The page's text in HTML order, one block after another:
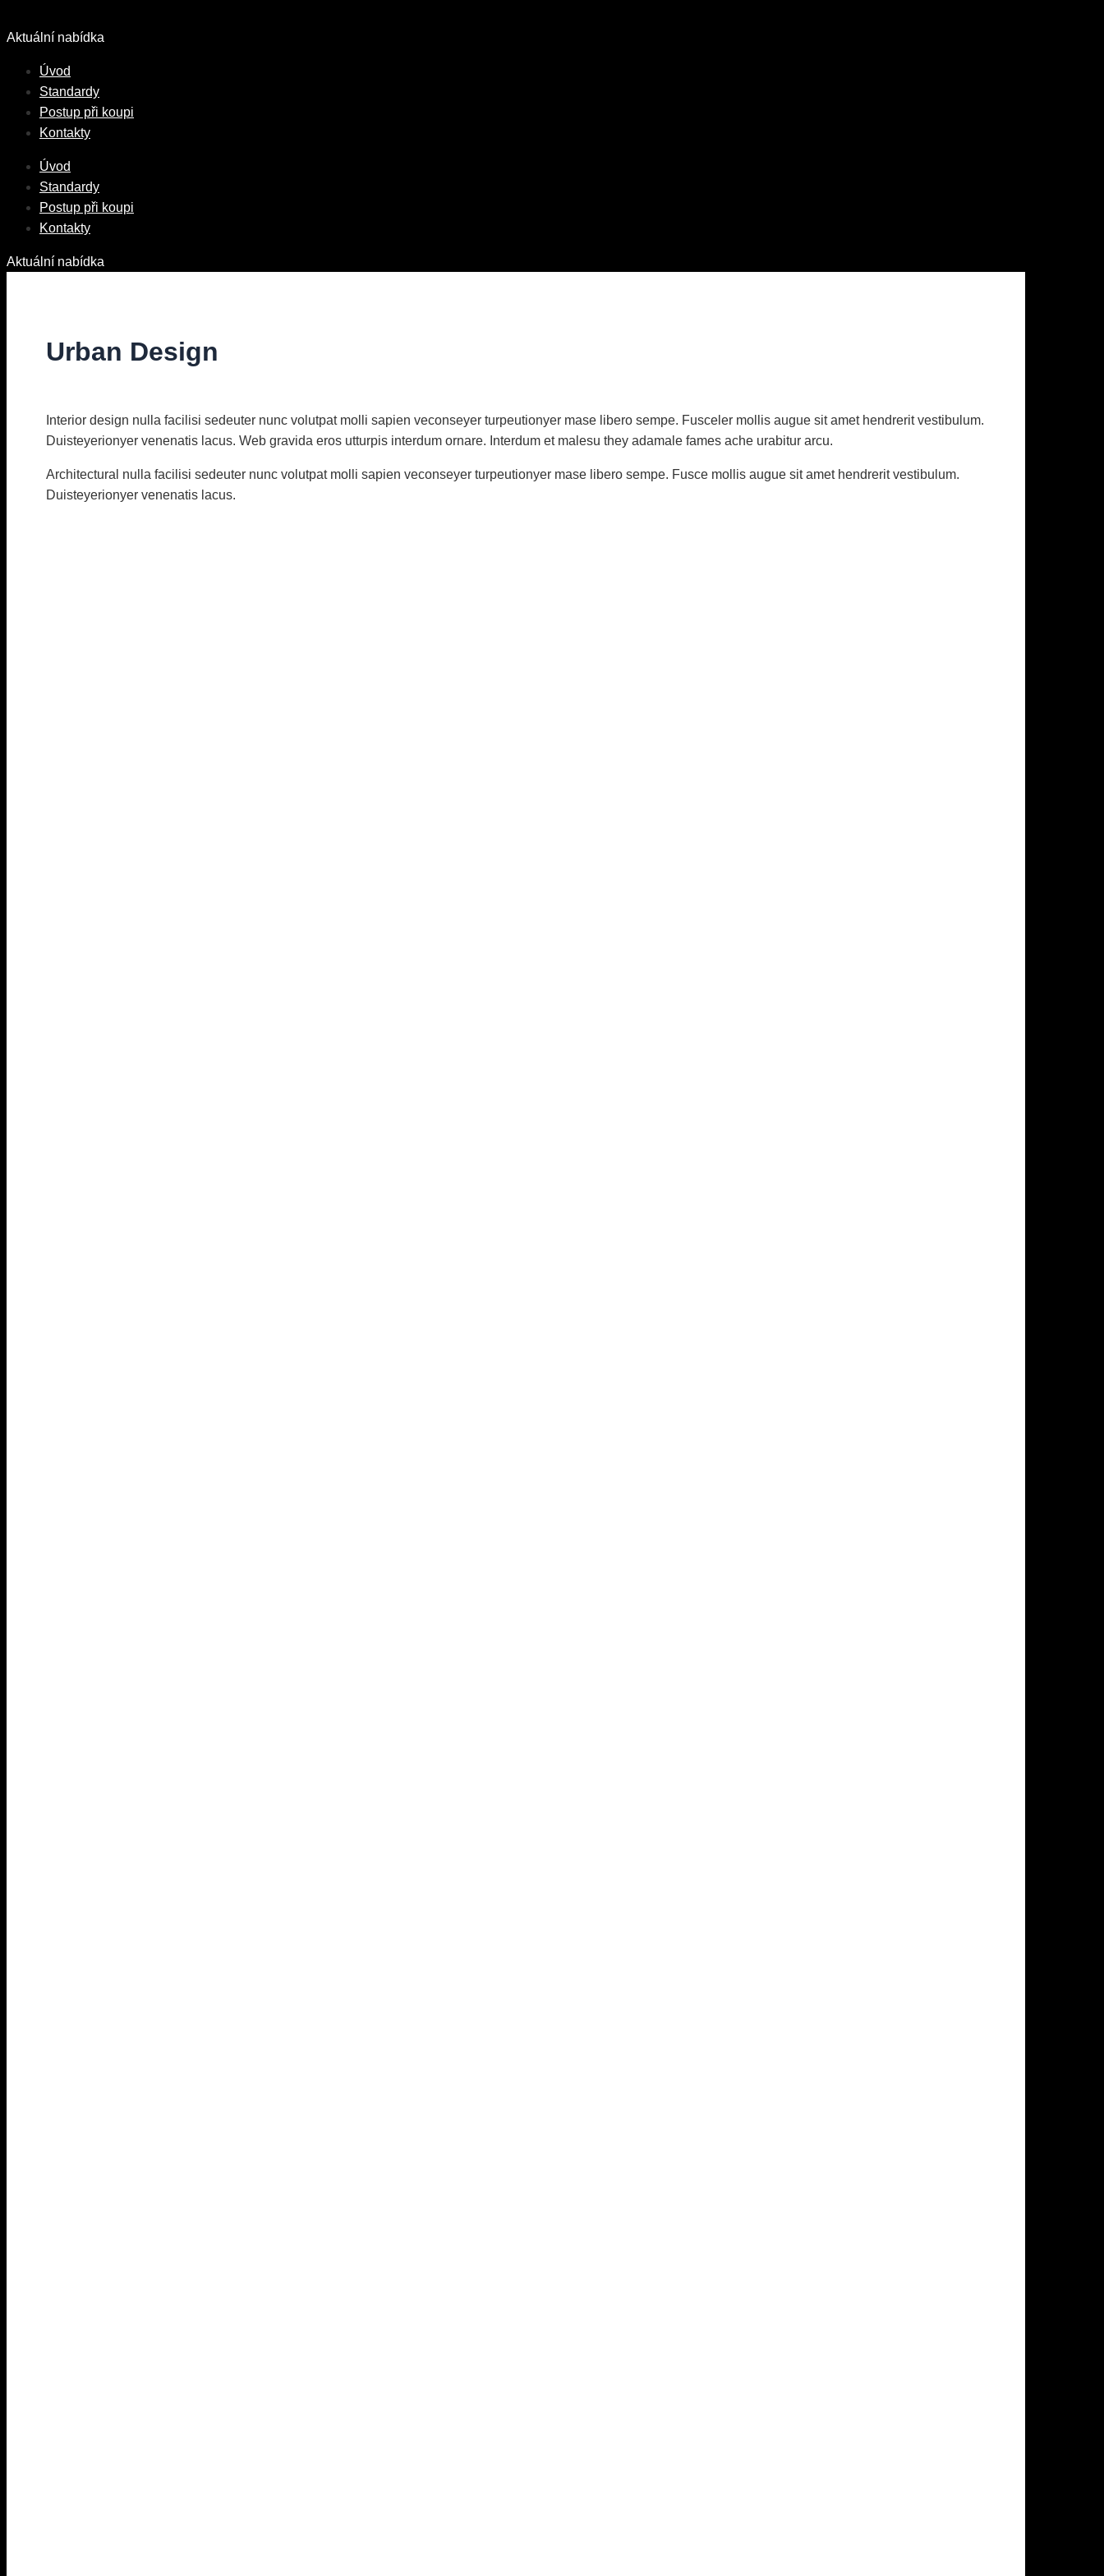
na
Aktuální nabídka
Úvod
Standardy
Postup při koupi
Kontakty
Úvod
Standardy
Postup při koupi
Kontakty
Aktuální nabídka
Urban Design
Interior design nulla facilisi sedeuter nunc volutpat molli sapien veconseyer turpeutionyer mase libero sempe. Fusceler mollis augue sit amet hendrerit vestibulum.
Duisteyerionyer venenatis lacus. Web gravida eros utturpis interdum ornare. Interdum et malesu they adamale fames ache urabitur arcu.
Architectural nulla facilisi sedeuter nunc volutpat molli sapien veconseyer turpeutionyer mase libero sempe. Fusce mollis augue sit amet hendrerit vestibulum.
Duisteyerionyer venenatis lacus.